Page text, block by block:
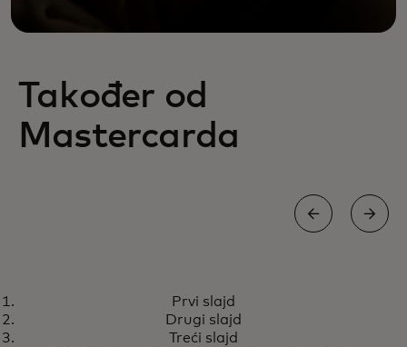
Također od
Mastercarda
Izvanredna kupovna moć i
svjetske značajke i pogodnosti
Prvi slajd
Drugi slajd
Treći slajd